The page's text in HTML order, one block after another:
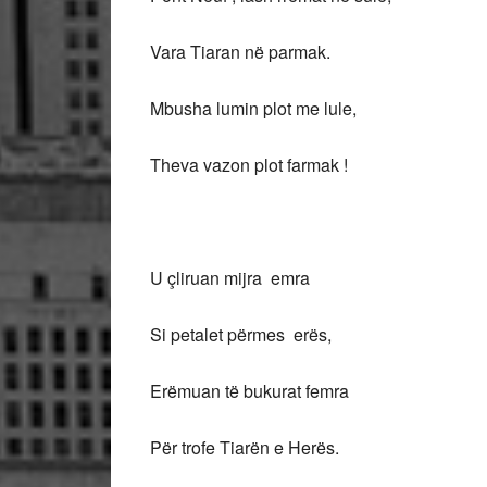
Vara Tiaran në parmak.
Mbusha lumin plot me lule,
Theva vazon plot farmak !
U çliruan mijra emra
Si petalet përmes erës,
Erëmuan të bukurat femra
Për trofe Tiarën e Herës.